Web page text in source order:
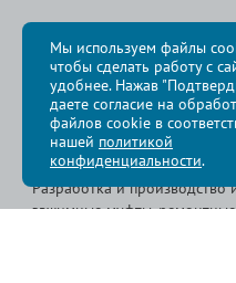
8 800 700-83-36
Звоните бесплатно с 08:00 до
политика конфиденциальности
© Группа компаний «
Разработка и
зажимные муфты,
Мы используем файлы
чтобы сделать работу с
удобнее. Нажав
даете согласие на
файлов cookie в
нашей политикой
конфиденциальности.